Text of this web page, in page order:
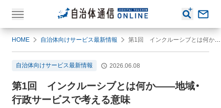
HOME 自治体向けサービス最新情報 第1回 インクルーシブとは何か――地域・行政サービスで考える意味
自治体向けサービス最新情報 2026.06.08
第1回 インクルーシブとは何か――地域・
行政サービスで考える意味